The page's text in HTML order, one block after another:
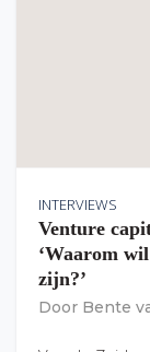
INTERVIEWS
Venture
‘Waarom
zijn?’
Door Bente